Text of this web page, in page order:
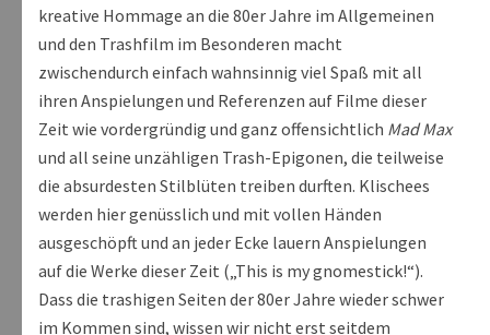
kreative Hommage an die 80er Jahre im Allgemeinen
und den Trashfilm im Besonderen macht
zwischendurch einfach wahnsinnig viel Spaß mit all
ihren Anspielungen und Referenzen auf Filme dieser
Zeit wie vordergründig und ganz offensichtlich Mad Max
und all seine unzähligen Trash-Epigonen, die teilweise
die absurdesten Stilblüten treiben durften. Klischees
werden hier genüsslich und mit vollen Händen
ausgeschöpft und an jeder Ecke lauern Anspielungen
auf die Werke dieser Zeit („This is my gnomestick!“).
Dass die trashigen Seiten der 80er Jahre wieder schwer
im Kommen sind, wissen wir nicht erst seitdem